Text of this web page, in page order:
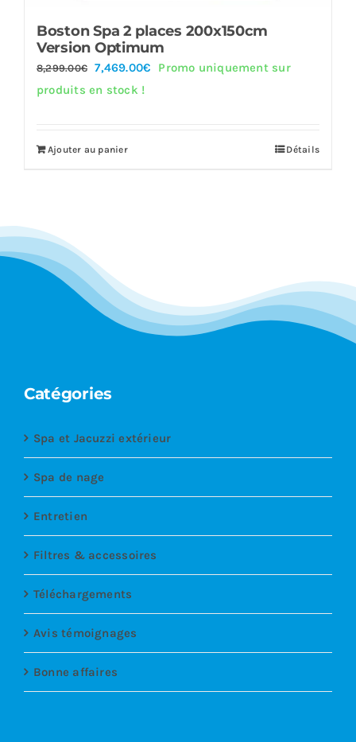
Boston Spa 2 places 200x150cm
Version Optimum
8,299.00€ Le
prix
8,299.00€.
7,469.00€LePromo uniquement sur
produits en stock !
Ajouter au panier Détails
Catégories
Spa et Jacuzzi extérieur
Spa de nage
Entretien
Filtres & accessoires
Téléchargements
Avis témoignages
Bonne affaires